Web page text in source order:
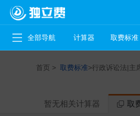
全部导航 计算器 取费标准
首页 > 取费标准>行政诉讼法|主
暂无相关计算器 取